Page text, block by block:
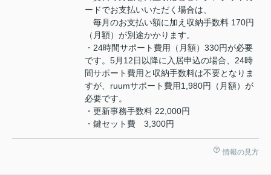
ードでお支払いいただく場合は、
毎月のお支払い額に加え収納手数料 170円
（月額）が別途かかります。
・24時間サポート費用（月額）330円が必要
です。5月12日以降に入居申込の場合、24時
間サポート費用と収納手数料は不要となりま
すが、ruumサポート費用1,980円（月額）が
必要です。
・更新事務手数料 22,000円
・鍵セット費 3,300円
情報の見方